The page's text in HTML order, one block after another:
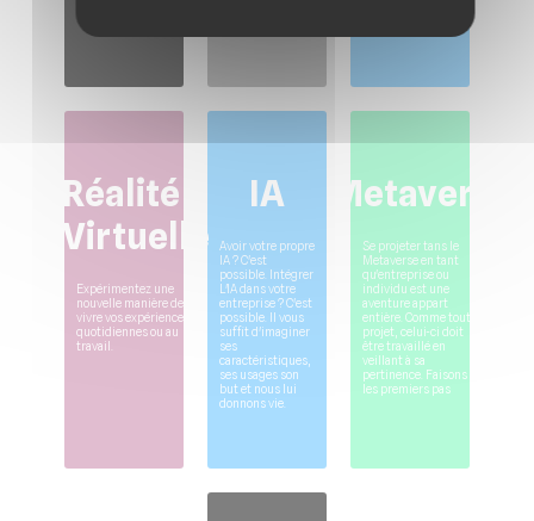
Réalité
Virtuelle
Expérimentez une
nouvelle manière de
vivre vos expériences
quotidiennes ou au
travail.
IA
Avoir votre propre
IA ? C'est
possible. Intégrer
L'IA dans votre
entreprise ? C'est
possible. Il vous
suffit d'imaginer
ses
caractéristiques,
ses usages son
but et nous lui
donnons vie.
Metaverse
Se projeter tans le
Metaverse en tant
qu'entreprise ou
individu est une
aventure appart
entière. Comme tout
projet, celui-ci doit
être travaillé en
veillant à sa
pertinence. Faisons
les premiers pas